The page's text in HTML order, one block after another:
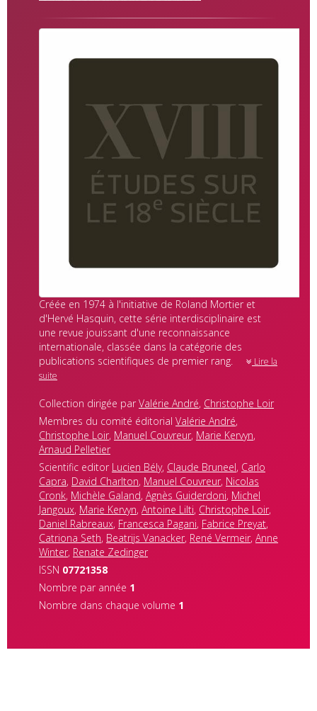
Créée en 1974 à l'initiative de Roland Mortier et
d'Hervé Hasquin, cette série interdisciplinaire est
une revue jouissant d'une reconnaissance
internationale, classée dans la catégorie des
publications scientifiques de premier rang.
Lire la
suite
Collection dirigée par Valérie André, Christophe Loir
Membres du comité éditorial Valérie André,
Christophe Loir, Manuel Couvreur, Marie Kervyn,
Arnaud Pelletier
Scientific editor Lucien Bély, Claude Bruneel, Carlo
Capra, David Charlton, Manuel Couvreur, Nicolas
Cronk, Michèle Galand, Agnès Guiderdoni, Michel
Jangoux, Marie Kervyn, Antoine Lilti, Christophe Loir,
Daniel Rabreaux, Francesca Pagani, Fabrice Preyat,
Catriona Seth, Beatrijs Vanacker, René Vermeir, Anne
Winter, Renate Zedinger
ISSN 07721358
Nombre par année 1
Nombre dans chaque volume 1